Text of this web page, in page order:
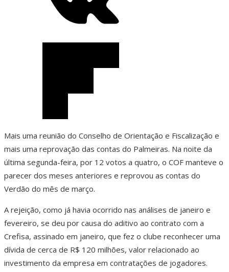
Mais uma reunião do Conselho de Orientação e Fiscalização e
mais uma reprovação das contas do Palmeiras. Na noite da
última segunda-feira, por 12 votos a quatro, o COF manteve o
parecer dos meses anteriores e reprovou as contas do
Verdão do mês de março.
A rejeição, como já havia ocorrido nas análises de janeiro e
fevereiro, se deu por causa do aditivo ao contrato com a
Crefisa, assinado em janeiro, que fez o clube reconhecer uma
dívida de cerca de R$ 120 milhões, valor relacionado ao
investimento da empresa em contratações de jogadores.